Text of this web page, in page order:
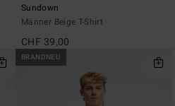
Sundown
Männer Beige T-Shirt
CHF 39,00
BRANDNEU